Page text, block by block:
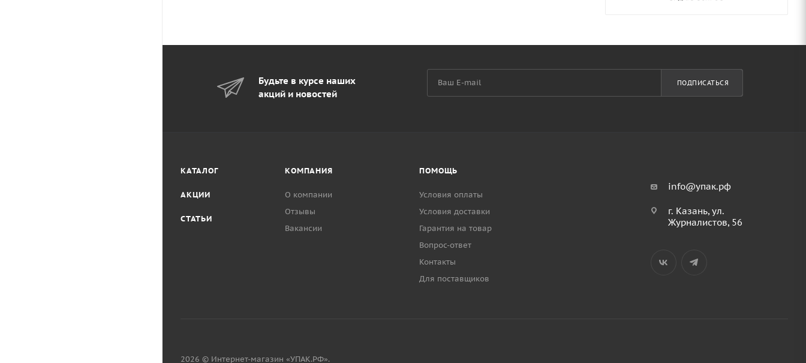
Будьте в курсе наших
акций и новостей
ПОДПИСАТЬСЯ
КАТАЛОГ
АКЦИИ
СТАТЬИ
КОМПАНИЯ
О компании
Отзывы
Вакансии
ПОМОЩЬ
Условия оплаты
Условия доставки
Гарантия на товар
Вопрос-ответ
Контакты
Для поставщиков
info@упак.рф
г. Казань, ул.
Журналистов, 56
2026 © Интернет-магазин «УПАК.РФ».